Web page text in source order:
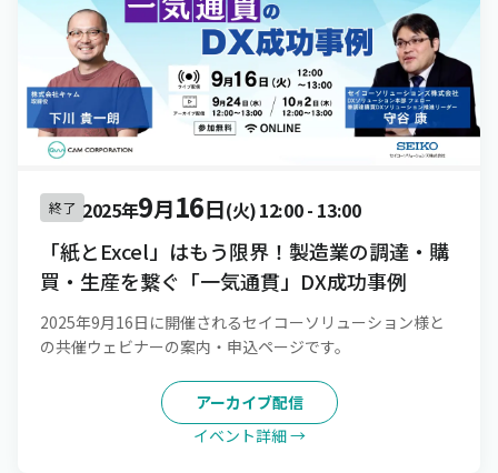
終了 2025年9月16日(火)12:00- 13:00
「紙とExcel」はもう限界！製造業の調達・購
買・生産を繋ぐ「一気通貫」DX成功事例
2025年9月16日に開催されるセイコーソリューション様と
の共催ウェビナーの案内・申込ページです。
アーカイブ配信
イベント詳細 →